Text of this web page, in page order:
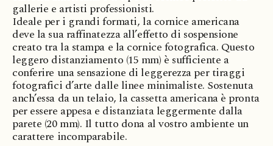
gallerie e artisti professionisti.
Ideale per i grandi formati, la cornice americana
deve la sua raffinatezza all’effetto di sospensione
creato tra la stampa e la cornice fotografica. Questo
leggero distanziamento (15 mm) è sufficiente a
conferire una sensazione di leggerezza per tiraggi
fotografici d’arte dalle linee minimaliste. Sostenuta
anch’essa da un telaio, la cassetta americana è pronta
per essere appesa e distanziata leggermente dalla
parete (20 mm). Il tutto dona al vostro ambiente un
carattere incomparabile.